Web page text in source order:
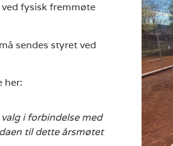
fysisk fremmøte
sendes styret ved
her:
i forbindelse med
til dette årsmøtet